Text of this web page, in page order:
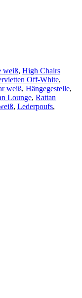
weiß, High Chairs
Off-White,
weiß, Hängegestelle,
Lounge, Rattan
, Lederpoufs,